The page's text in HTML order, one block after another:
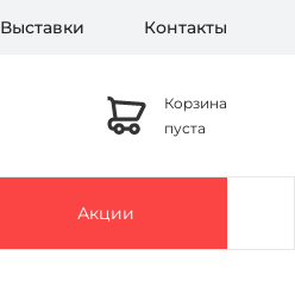
Выставки Контакты
Корзина
пуста
Акции